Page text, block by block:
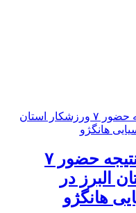
۲ مدال برنز نتیجه حضور ۷
البرز در
هانگژو